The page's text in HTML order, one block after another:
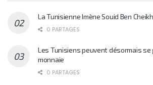
La Tunisienne Imène Souid Ben
0 PARTAGES
Les Tunisiens peuvent désormais
monnaie
0 PARTAGES